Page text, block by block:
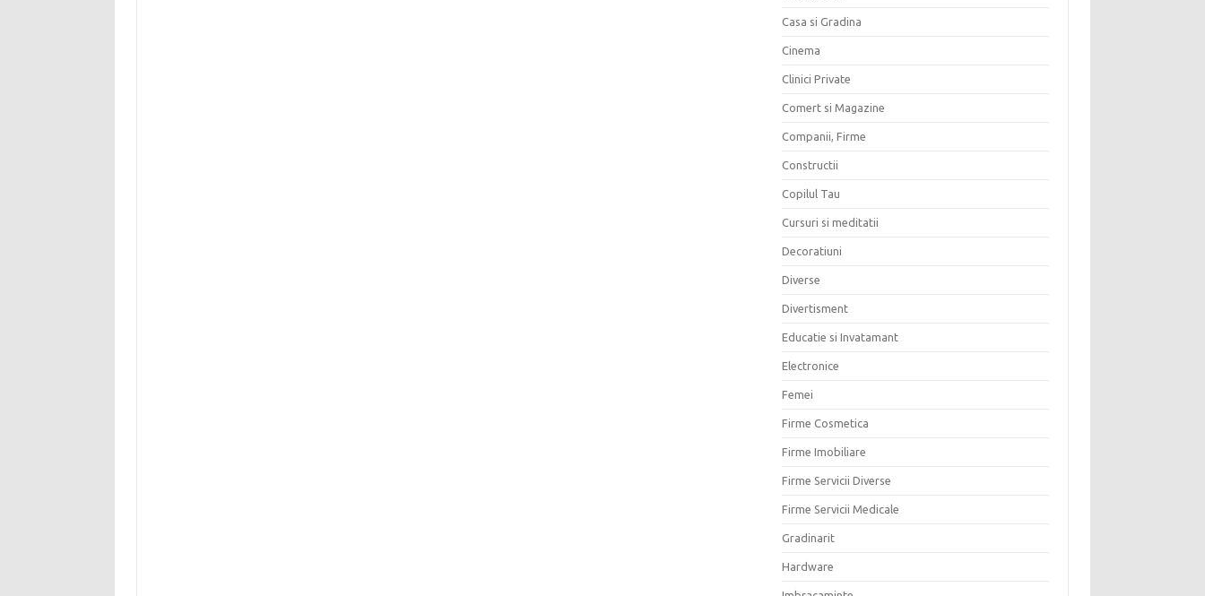
Casa si Gradina
Cinema
Clinici Private
Comert si Magazine
Companii, Firme
Constructii
Copilul Tau
Cursuri si meditatii
Decoratiuni
Diverse
Divertisment
Educatie si Invatamant
Electronice
Femei
Firme Cosmetica
Firme Imobiliare
Firme Servicii Diverse
Firme Servicii Medicale
Gradinarit
Hardware